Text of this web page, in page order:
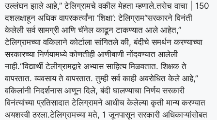
उल्लंघन झाले आहे,” टेलिग्रामचे वकील मेहता म्हणाले.तसेच वाचा | 150
दशलक्षाहून अधिक वापरकर्त्यांना ‘शिक्षा’: टेलिग्राम“सरकारने विनंती
केलेली सर्व सामग्री आणि चॅनेल काढून टाकण्यात आले आहेत,”
टेलिग्रामच्या वकिलाने कोर्टाला सांगितले की, बंदीचे समर्थन करण्याच्या
सरकारच्या निर्णयामध्ये कोणतीही आणीबाणी नोंदवण्यात आलेली
नाही.“विद्यार्थी टेलीग्रामद्वारे अभ्यास साहित्य मिळवतात. शिक्षक ते
वापरतात. व्यवसाय ते वापरतात.तुम्ही सर्व काही अवरोधित केले आहे,”
वकिलांनी निदर्शनास आणून दिले, बंदी घालण्याचा निर्णय सरकारी
विनंत्यांच्या प्रतिसादात टेलिग्रामने आधीच केलेल्या कृती मान्य करण्यात
अयशस्वी ठरला.टेलिग्रामच्या मते, 1 जूनपासून सरकारी अधिकाऱ्यांसोबत